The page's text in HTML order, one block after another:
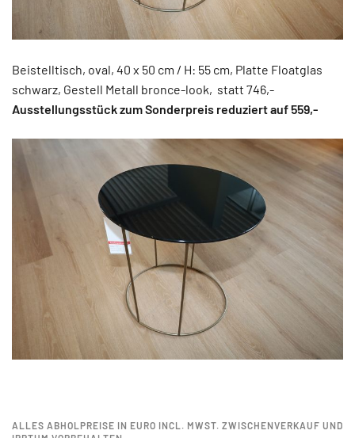
Beistelltisch, oval, 40 x 50 cm / H: 55 cm, Platte Floatglas
schwarz, Gestell Metall bronce-look, statt 746,-
Ausstellungsstück zum Sonderpreis reduziert auf 559,-
ALLES ABHOLPREISE IN EURO INCL. MWST. ZWISCHENVERKAUF UND